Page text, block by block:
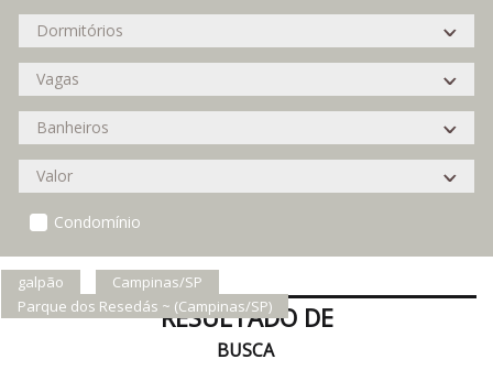
Condomínio
galpão
Campinas/SP
Parque dos Resedás ~ (Campinas/SP)
RESULTADO DE
BUSCA